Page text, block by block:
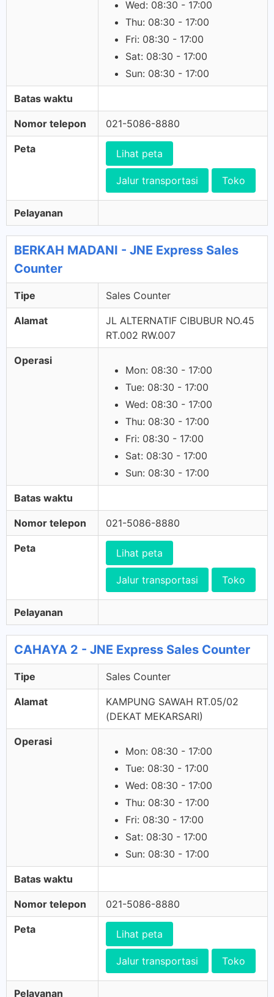
Wed: 08:30 - 17:00
Thu: 08:30 - 17:00
Fri: 08:30 - 17:00
Sat: 08:30 - 17:00
Sun: 08:30 - 17:00
Batas waktu
Nomor telepon 021-5086-8880
Peta Lihat peta
Jalur transportasi Toko
Pelayanan
BERKAH MADANI - JNE Express Sales
Counter
Tipe Sales Counter
Alamat
JL ALTERNATIF CIBUBUR NO.45
RT.002 RW.007
Operasi
Mon: 08:30 - 17:00
Tue: 08:30 - 17:00
Wed: 08:30 - 17:00
Thu: 08:30 - 17:00
Fri: 08:30 - 17:00
Sat: 08:30 - 17:00
Sun: 08:30 - 17:00
Batas waktu
Nomor telepon 021-5086-8880
Peta Lihat peta
Jalur transportasi Toko
Pelayanan
CAHAYA 2 - JNE Express Sales Counter
Tipe Sales Counter
Alamat
KAMPUNG SAWAH RT.05/02
(DEKAT MEKARSARI)
Operasi
Mon: 08:30 - 17:00
Tue: 08:30 - 17:00
Wed: 08:30 - 17:00
Thu: 08:30 - 17:00
Fri: 08:30 - 17:00
Sat: 08:30 - 17:00
Sun: 08:30 - 17:00
Batas waktu
Nomor telepon 021-5086-8880
Peta Lihat peta
Jalur transportasi Toko
Pelayanan